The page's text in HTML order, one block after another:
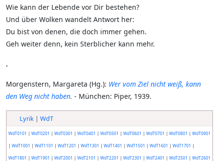
Wie kann der Lebende vor Dir bestehen?
Und über Wolken wandelt Antwort her:
Du bist von denen, die doch immer gehen.
Geh weiter denn, kein Sterblicher kann mehr.
.
Morgenstern, Margareta (Hg.): Wer vom Ziel nicht weiß, kann
den Weg nicht haben. - München: Piper, 1939.
Lyrik| WdT
WdT0101 | WdT0201 | WdT0301 | WdT0401 | WdT0501 | WdT0601 | WdT0701 | WdT0801 | WdT0901
| WdT1001 | WdT1101 | WdT1201 | WdT1301 | WdT1401 | WdT1501 | WdT1601 | WdT1701 |
WdT1801 | WdT1901 | WdT2001 | WdT2101 | WdT2201 | WdT2301 | WdT2401 | WdT2501 | WdT2601